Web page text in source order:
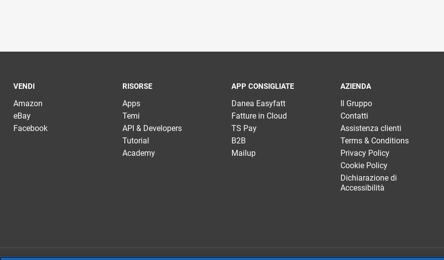
VENDI
Amazon
eBay
Facebook
RISORSE
Apps
Temi
API & Developers
Tutorial
Academy
APP CONSIGLIATE
Danea Easyfatt
Fatture in Cloud
TS Pay
B2B
Mailup
AZIENDA
Il Gruppo
Contatti
Assistenza clienti
Terms & Conditions
Privacy Policy
Cookie Policy
Dichiarazione di
Accessibilità